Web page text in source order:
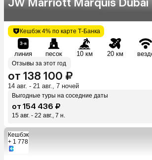
JW Marriott Marquis Dubai
Кешбэк 4% по карте Т-Банка
линия песок 10 км 20 км
Отзывы за этот год
от 138 100 ₽
14 авг. - 21 авг., 7 ночей
Выгодные туры на соседние даты
от 154 436 ₽
15 авг. - 22 авг., 7 н.
Кешбэк
+ 1 778